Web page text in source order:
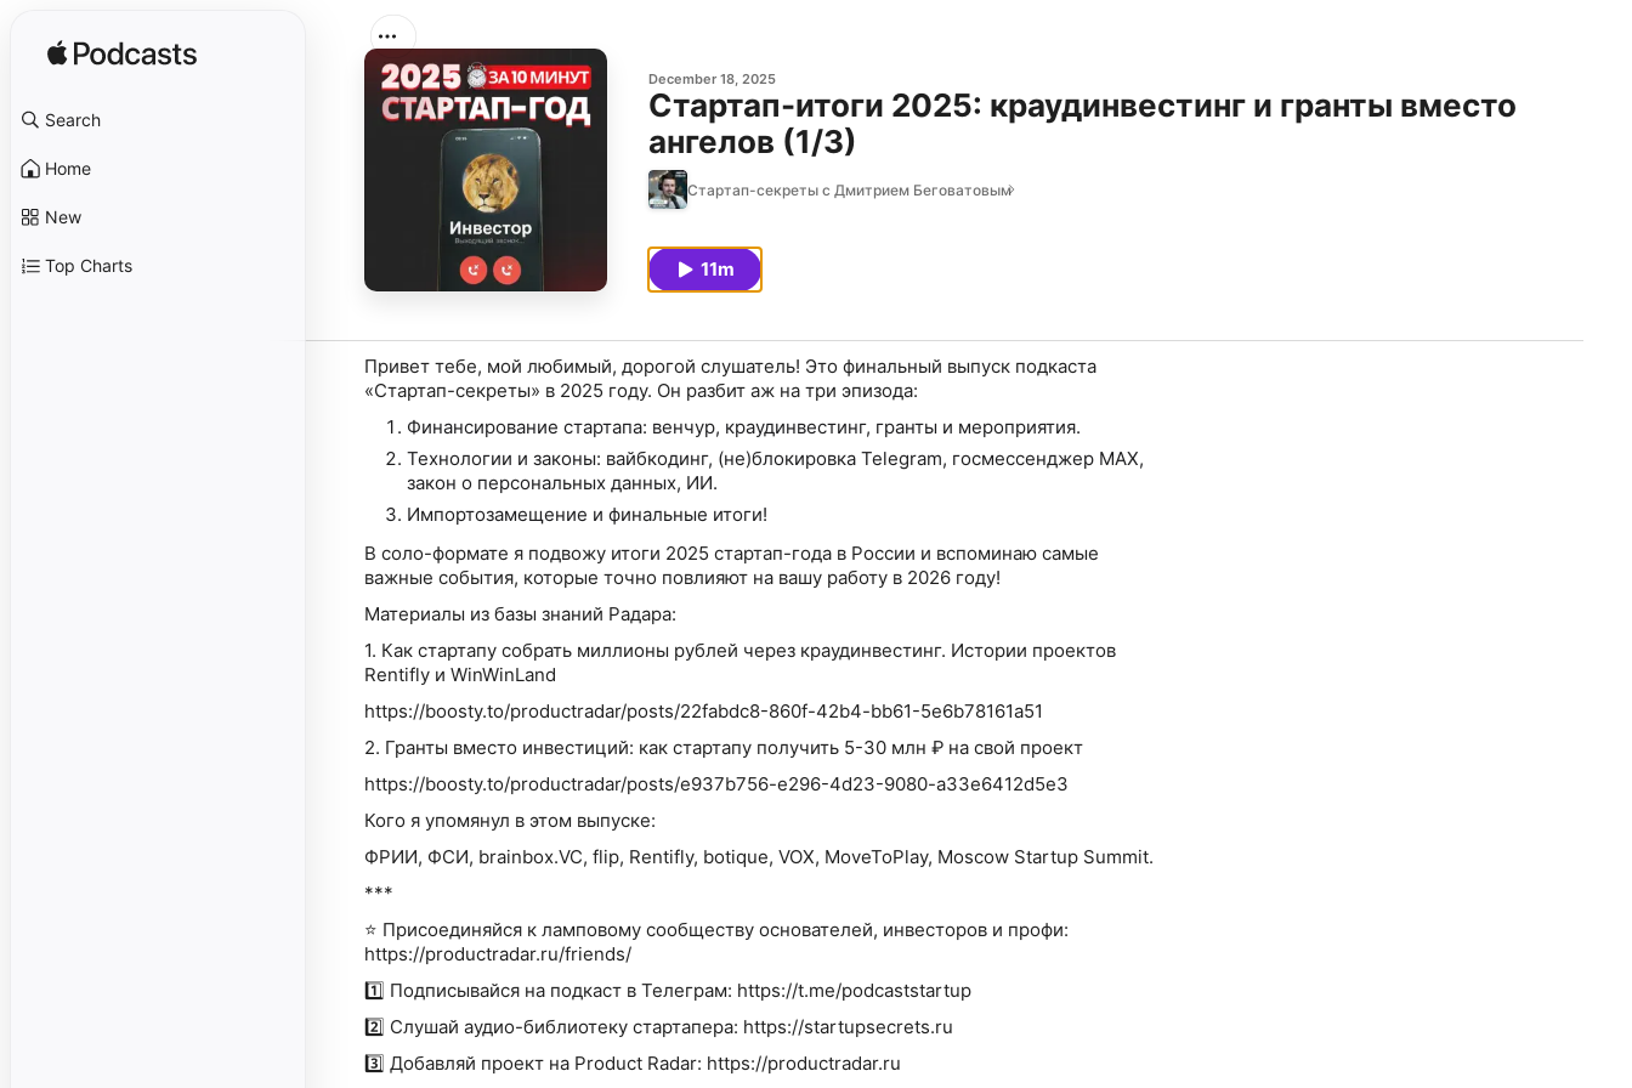
Search
Home
New
Top Charts
December 18, 2025
Стартап-итоги 2025: краудинвестинг и гранты вместо
ангелов (1/3)
Стартап-секреты с Дмитрием Беговатовым
11m
Привет тебе, мой любимый, дорогой слушатель! Это финальный выпуск подкаста
«Стартап-секреты» в 2025 году. Он разбит аж на три эпизода:
Финансирование стартапа: венчур, краудинвестинг, гранты и мероприятия.
Технологии и законы: вайбкодинг, (не)блокировка Telegram, госмессенджер MAX,
закон о персональных данных, ИИ.
Импортозамещение и финальные итоги!
В соло-формате я подвожу итоги 2025 стартап-года в России и вспоминаю самые
важные события, которые точно повлияют на вашу работу в 2026 году!
Материалы из базы знаний Радара:
1. Как стартапу собрать миллионы рублей через краудинвестинг. Истории проектов
Rentifly и WinWinLand
https://boosty.to/productradar/posts/22fabdc8-860f-42b4-bb61-5e6b78161a51
2. Гранты вместо инвестиций: как стартапу получить 5-30 млн ₽ на свой проект
https://boosty.to/productradar/posts/e937b756-e296-4d23-9080-a33e6412d5e3
Кого я упомянул в этом выпуске:
ФРИИ, ФСИ, brainbox.VC, flip, Rentifly, botique, VOX, MoveToPlay, Moscow Startup Summit.
***
⭐ Присоединяйся к ламповому сообществу основателей, инвесторов и профи:
https://productradar.ru/friends/
1️⃣ Подписывайся на подкаст в Телеграм: https://t.me/podcaststartup
2️⃣ Слушай аудио-библиотеку стартапера: https://startupsecrets.ru
3️⃣ Добавляй проект на Product Radar: https://productradar.ru